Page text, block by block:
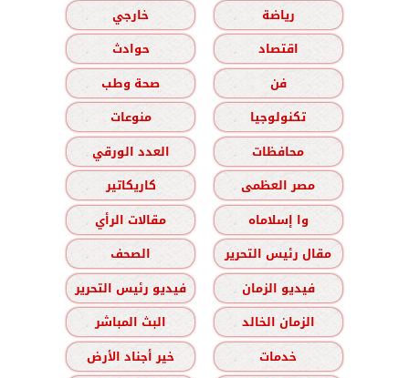
رياضة
خارجي
اقتصاد
حوادث
فن
صحة وطب
تكنولوجيا
منوعات
محافظات
العدد الورقي
مصر العظمى
كاريكاتير
وا إسلاماه
مقالات الرأي
مقال رئيس التحرير
الصحف
فيديو الزمان
فيديو رئيس التحرير
الزمان الخالد
البث المباشر
خدمات
خير أجناد الأرض